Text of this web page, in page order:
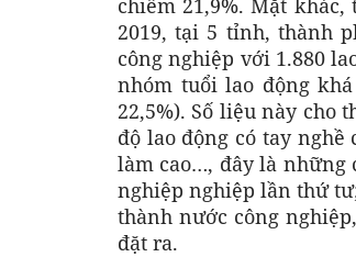
chiếm 21,9%. Mặt
2019, tại 5 tỉnh, thành
công nghiệp với 1.880
nhóm tuổi lao động
22,5%). Số liệu này
độ lao động có tay
làm cao…, đây là những
nghiệp nghiệp lần thứ
thành nước công
đặt ra.